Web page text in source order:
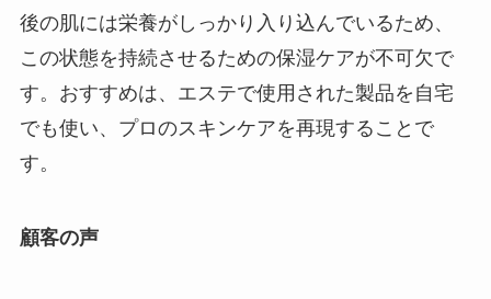
後の肌には栄養がしっかり入り込んでいるため、
この状態を持続させるための保湿ケアが不可欠で
す。おすすめは、エステで使用された製品を自宅
でも使い、プロのスキンケアを再現することで
す。
顧客の声